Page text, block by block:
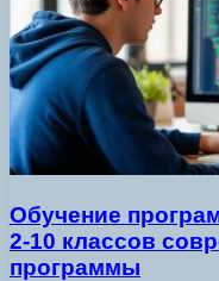
Обучение
2-10 классов
программы